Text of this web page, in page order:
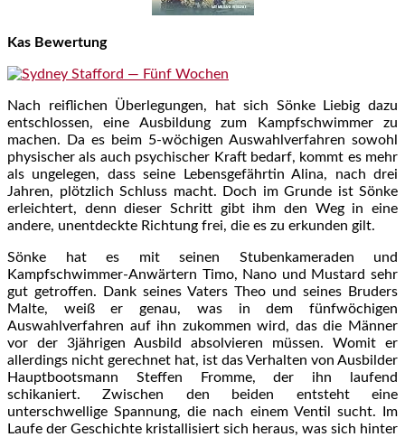
Kas Bewertung
Nach reiflichen Überlegungen, hat sich Sönke Liebig dazu
entschlossen, eine Ausbildung zum Kampfschwimmer zu
machen. Da es beim 5-wöchigen Auswahlverfahren sowohl
physischer als auch psychischer Kraft bedarf, kommt es mehr
als ungelegen, dass seine Lebensgefährtin Alina, nach drei
Jahren, plötzlich Schluss macht. Doch im Grunde ist Sönke
erleichtert, denn dieser Schritt gibt ihm den Weg in eine
andere, unentdeckte Richtung frei, die es zu erkunden gilt.
Sönke hat es mit seinen Stubenkameraden und
Kampfschwimmer-Anwärtern Timo, Nano und Mustard sehr
gut getroffen. Dank seines Vaters Theo und seines Bruders
Malte, weiß er genau, was in dem fünfwöchigen
Auswahlverfahren auf ihn zukommen wird, das die Männer
vor der 3jährigen Ausbild absolvieren müssen. Womit er
allerdings nicht gerechnet hat, ist das Verhalten von Ausbilder
Hauptbootsmann Steffen Fromme, der ihn laufend
schikaniert. Zwischen den beiden entsteht eine
unterschwellige Spannung, die nach einem Ventil sucht. Im
Laufe der Geschichte kristallisiert sich heraus, was sich hinter